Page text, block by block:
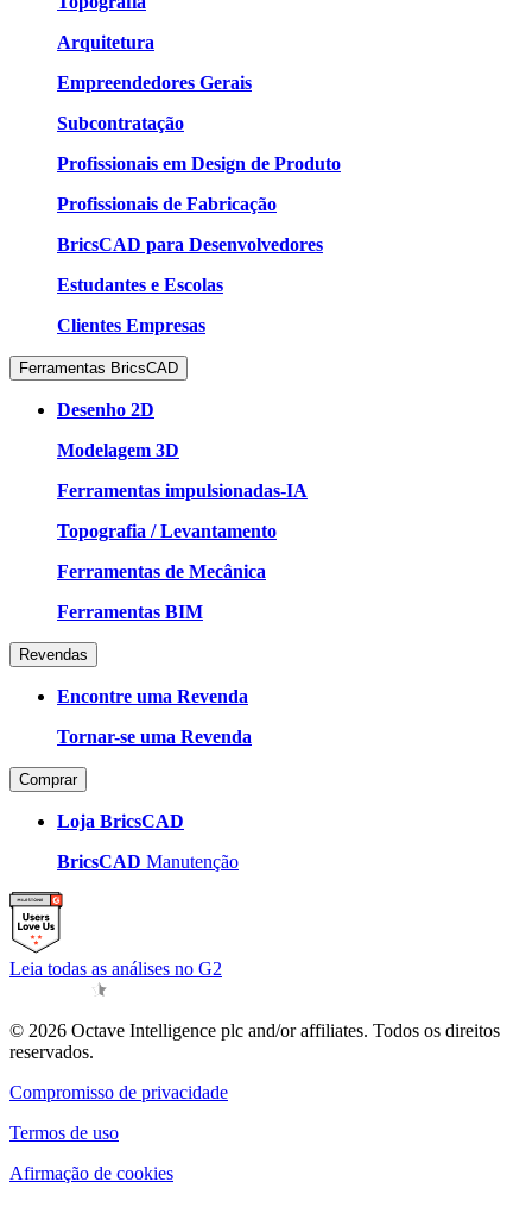
Arquitetura
Empreendedores Gerais
Subcontratação
Profissionais em Design de Produto
Profissionais de Fabricação
BricsCAD para Desenvolvedores
Estudantes e Escolas
Clientes Empresas
Ferramentas BricsCAD
Desenho 2D
Modelagem 3D
Ferramentas impulsionadas-IA
Topografia / Levantamento
Ferramentas de Mecânica
Ferramentas BIM
Revendas
Encontre uma Revenda
Tornar-se uma Revenda
Comprar
Loja BricsCAD
BricsCAD Manutenção
Leia todas as análises no G2
© 2026 Octave Intelligence plc and/or affiliates. Todos os direitos
reservados.
Compromisso de privacidade
Termos de uso
Afirmação de cookies